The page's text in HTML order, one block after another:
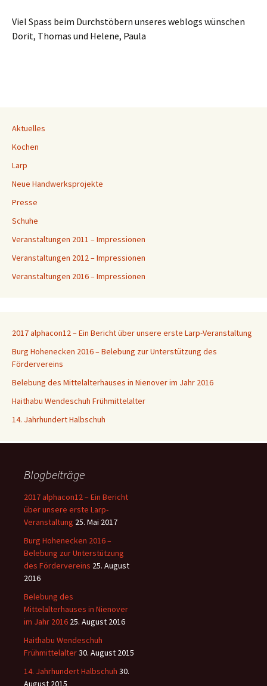
Viel Spass beim Durchstöbern unseres weblogs wünschen
Dorit, Thomas und Helene, Paula
Aktuelles
Kochen
Larp
Neue Handwerksprojekte
Presse
Schuhe
Veranstaltungen 2011 – Impressionen
Veranstaltungen 2012 – Impressionen
Veranstaltungen 2016 – Impressionen
2017 alphacon12 – Ein Bericht über unsere erste Larp-Veranstaltung
Burg Hohenecken 2016 – Belebung zur Unterstützung des
Fördervereins
Belebung des Mittelalterhauses in Nienover im Jahr 2016
Haithabu Wendeschuh Frühmittelalter
14. Jahrhundert Halbschuh
Blogbeiträge
2017 alphacon12 – Ein Bericht
über unsere erste Larp-
Veranstaltung 25. Mai 2017
Burg Hohenecken 2016 –
Belebung zur Unterstützung
des Fördervereins 25. August
2016
Belebung des
Mittelalterhauses in Nienover
im Jahr 2016 25. August 2016
Haithabu Wendeschuh
Frühmittelalter30. August 2015
14. Jahrhundert Halbschuh 30.
August 2015